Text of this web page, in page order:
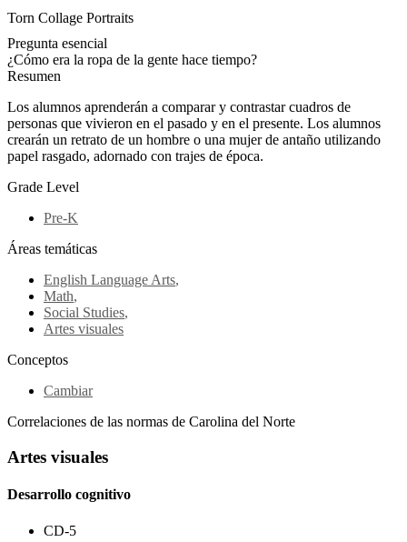
Torn Collage Portraits
Pregunta esencial
¿Cómo era la ropa de la gente hace tiempo?
Resumen
Los alumnos aprenderán a comparar y contrastar cuadros de
personas que vivieron en el pasado y en el presente. Los alumnos
crearán un retrato de un hombre o una mujer de antaño utilizando
papel rasgado, adornado con trajes de época.
Grade Level
Pre-K
Áreas temáticas
English Language Arts,
Math,
Social Studies,
Artes visuales
Conceptos
Cambiar
Correlaciones de las normas de Carolina del Norte
Artes visuales
Desarrollo cognitivo
CD-5